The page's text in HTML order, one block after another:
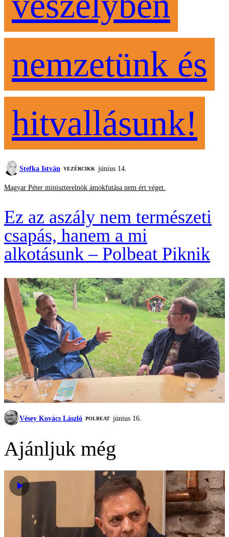
nemzetünk és
hitvallásunk!
Stefka István VEZÉRCIKK június 14.
Magyar Péter miniszterelnök ámokfutása nem ért véget.
Ez az aszály nem természeti
csapás, hanem a mi
alkotásunk – Polbeat Piknik
Vésey Kovács László ‎POLBEAT június 16.
Ajánljuk még